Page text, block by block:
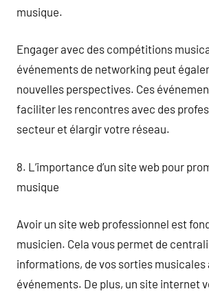
musique.
Engager avec des compétitions
événements de networking peut
nouvelles perspectives. Ces
faciliter les rencontres avec des
secteur et élargir votre réseau.
8. L’importance d’un site web pour
musique
Avoir un site web professionnel est
musicien. Cela vous permet de
informations, de vos sorties musicales
événements. De plus, un site internet